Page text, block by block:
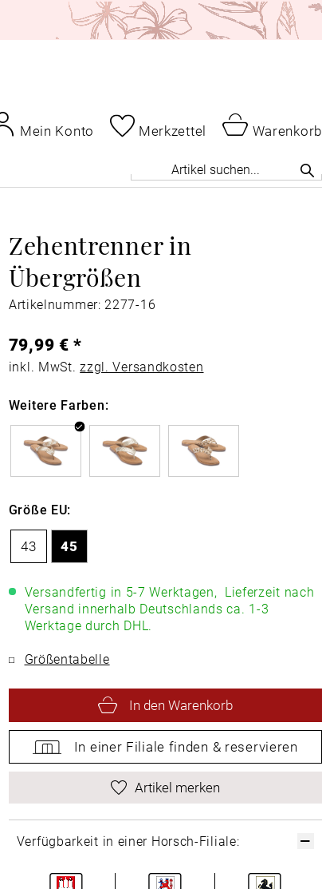
Mein Konto Merkzettel
Warenkorb
Zehentrenner in
Übergrößen
Artikelnummer: 2277-16
79,99 € *
inkl. MwSt.zzgl. Versandkosten
Weitere Farben:
Größe EU:
43 45
Versandfertig in 5-7 Werktagen, Lieferzeit nach
Versand innerhalb Deutschlands ca. 1-3
Werktage durch DHL.
Größentabelle
In den Warenkorb
In einer Filiale finden & reservieren
Artikel merken
Verfügbarkeit in einer Horsch-Filiale: